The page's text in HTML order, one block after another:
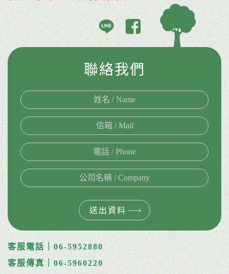
聯絡我們
送出資料
客服電話｜06-5952880
客服傳真｜06-5960220